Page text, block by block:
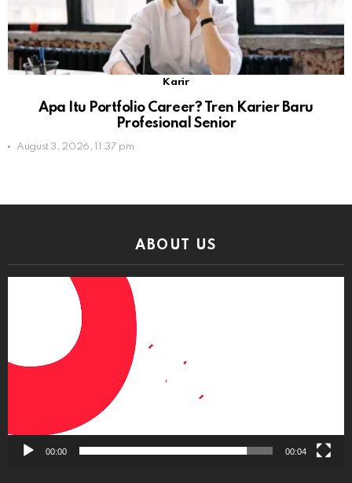
Karir
Apa Itu Portfolio Career? Tren Karier Baru
Profesional Senior
August 3, 2026, 11:37 pm
ABOUT US
00:00 00:04